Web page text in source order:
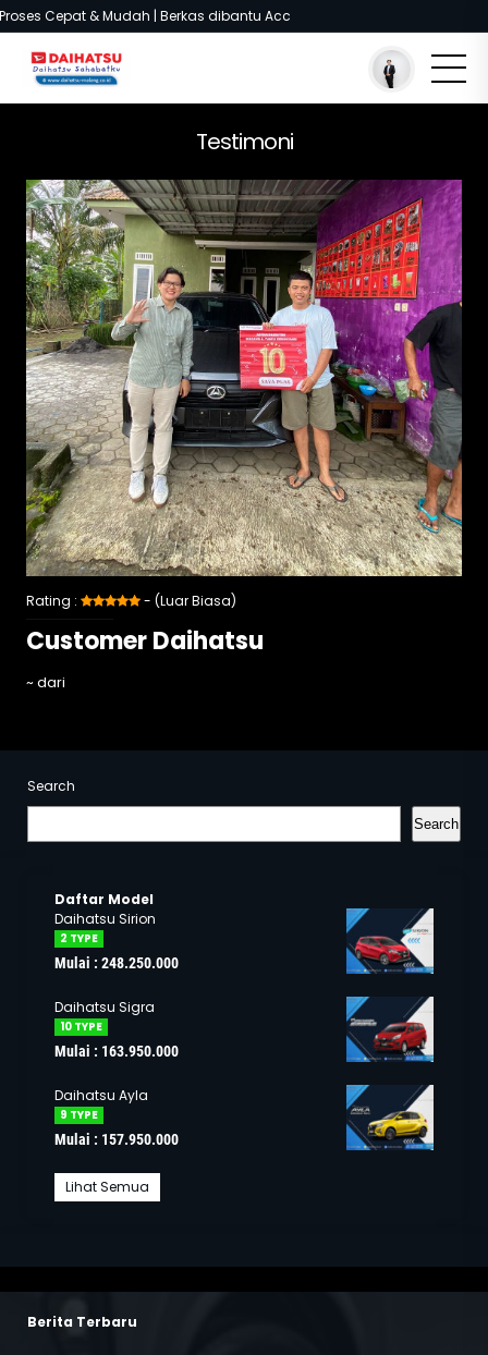
Cepat & Mudah | Berkas dibantu Acc
You are here : Beranda/Testimoni/
Testimoni
Rating : - (Luar Biasa)
Customer Daihatsu
~ dari
Search
Search
Daftar Model
Daihatsu Sirion
2 TYPE
Mulai : 248.250.000
Daihatsu Sigra
10 TYPE
Mulai : 163.950.000
Daihatsu Ayla
9 TYPE
Mulai : 157.950.000
Lihat Semua
Berita Terbaru